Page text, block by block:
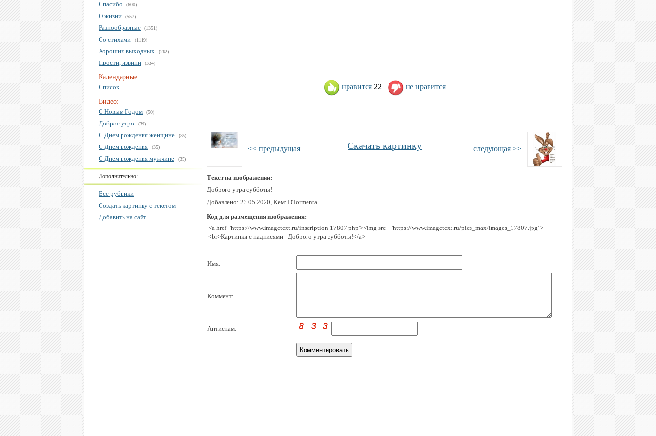
Спасибо (600)
О жизни (557)
Разнообразные (1351)
Со стихами (1119)
Хороших выходных (262)
Прости, извини (334)
Календарные:
Список
Видео:
С Новым Годом
(50)
Доброе утро (39)
С Днем рождения женщине (35)
С Днем рождения (35)
С Днем рождения мужчине (35)
Дополнительно:
Все рубрики
Создать картинку с текстом
Добавить на сайт
нравится 22 не нравится
<< предыдущая следующая >>
Скачать картинку
Текст на изображении:
Доброго утра субботы!
Добавлено: 23.05.2020, Кем: DTormenta.
Код для размещения изображения:
<a href='https://www.imagetext.ru/inscription-17807.php'><img src = 'https://www.imagetext.ru/pics_max/images_17807.jpg' >
<br>Картинки с надписями - Доброго утра субботы!</a>
Имя:
Коммент:
Антиспам: